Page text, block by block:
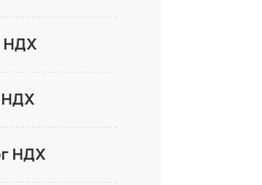
НДХ
НДХ
НДХ